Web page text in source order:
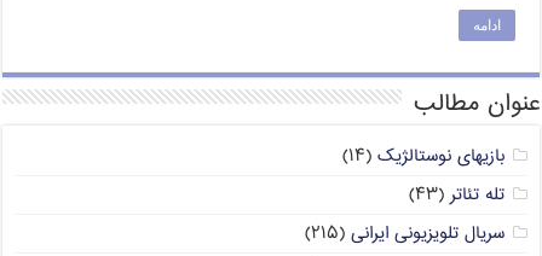
ادامه
عنوان مطالب
بازیهای نوستالژیک (۱۴)
تله تئاتر(۴۳)
سریال تلویزیونی ایرانی (۲۱۵)